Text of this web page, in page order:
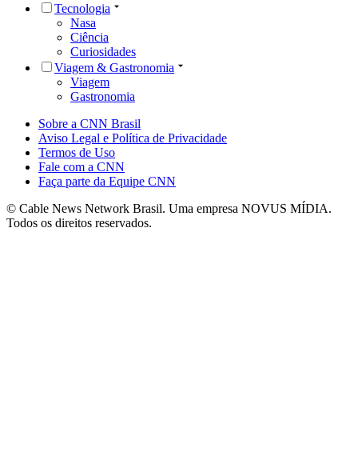
Tecnologia
Nasa
Ciência
Curiosidades
Viagem & Gastronomia
Viagem
Gastronomia
Sobre a CNN Brasil
Aviso Legal e Política de Privacidade
Termos de Uso
Fale com a CNN
Faça parte da Equipe CNN
© Cable News Network Brasil. Uma empresa NOVUS MÍDIA.
Todos os direitos reservados.